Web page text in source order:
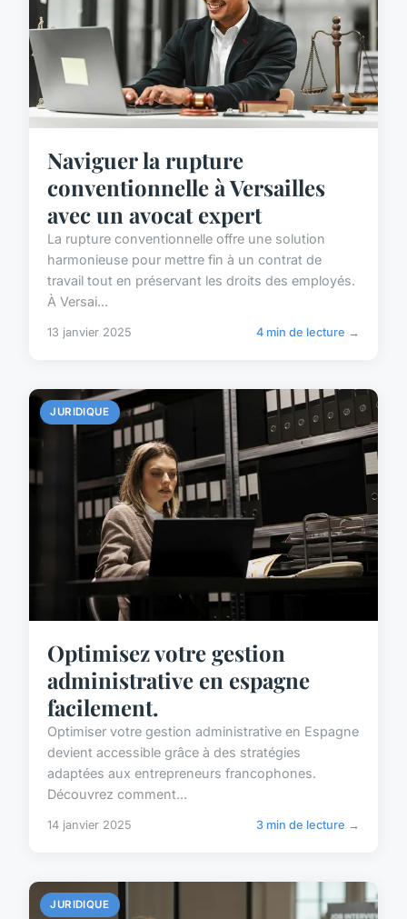
Naviguer la rupture
conventionnelle à Versailles
avec un avocat expert
La rupture conventionnelle offre une solution
harmonieuse pour mettre fin à un contrat de
travail tout en préservant les droits des employés.
À Versai...
13 janvier 2025 4 min de lecture →
JURIDIQUE
Optimisez votre gestion
administrative en espagne
facilement.
Optimiser votre gestion administrative en Espagne
devient accessible grâce à des stratégies
adaptées aux entrepreneurs francophones.
Découvrez comment...
14 janvier 2025 3 min de lecture →
JURIDIQUE